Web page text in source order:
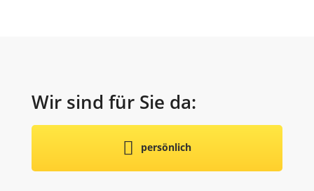
Wir sind für Sie da:
persönlich